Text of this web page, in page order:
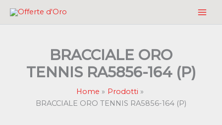
BRACCIALE ORO
TENNIS RA5856-164 (P)
Home
Prodotti
BRACCIALE ORO TENNIS RA5856-164 (P)